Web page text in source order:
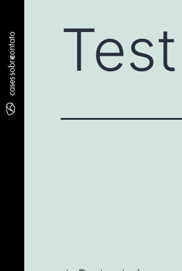
contato
sobre
cases